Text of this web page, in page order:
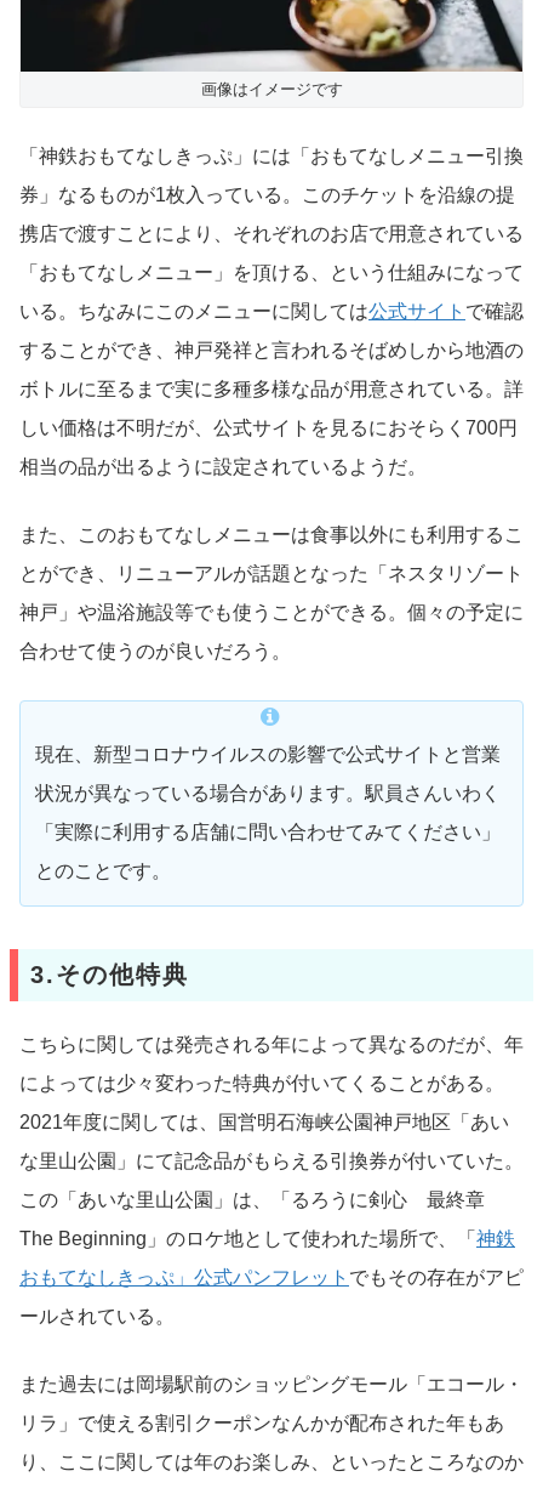
画像はイメージです
「神鉄おもてなしきっぷ」には「おもてなしメニュー引換
券」なるものが1枚入っている。このチケットを沿線の提
携店で渡すことにより、それぞれのお店で用意されている
「おもてなしメニュー」を頂ける、という仕組みになって
いる。ちなみにこのメニューに関しては公式サイト で確認
することができ、神戸発祥と言われるそばめしから地酒の
ボトルに至るまで実に多種多様な品が用意されている。詳
しい価格は不明だが、公式サイトを見るにおそらく700円
相当の品が出るように設定されているようだ。
また、このおもてなしメニューは食事以外にも利用するこ
とができ、リニューアルが話題となった「ネスタリゾート
神戸」や温浴施設等でも使うことができる。個々の予定に
合わせて使うのが良いだろう。
現在、新型コロナウイルスの影響で公式サイトと営業
状況が異なっている場合があります。駅員さんいわく
「実際に利用する店舗に問い合わせてみてください」
とのことです。
3.その他特典
こちらに関しては発売される年によって異なるのだが、年
によっては少々変わった特典が付いてくることがある。
2021年度に関しては、国営明石海峡公園神戸地区「あい
な里山公園」にて記念品がもらえる引換券が付いていた。
この「あいな里山公園」は、「るろうに剣心 最終章
The Beginning」のロケ地として使われた場所で、「 神鉄
おもてなしきっぷ」公式パンフレット でもその存在がアピ
ールされている。
また過去には岡場駅前のショッピングモール「エコール・
リラ」で使える割引クーポンなんかが配布された年もあ
り、ここに関しては年のお楽しみ、といったところなのか